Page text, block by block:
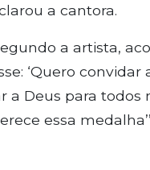
a cantora.
a artista,
‘Quero convidar
Deus para todos
essa